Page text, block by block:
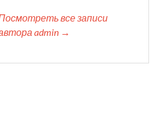
все записи
admin →